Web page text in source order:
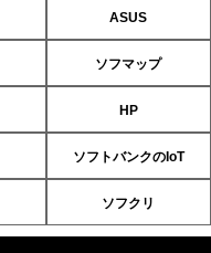
ASUS
ソフマップ
HP
ソフトバンクのIoT
ソフクリ